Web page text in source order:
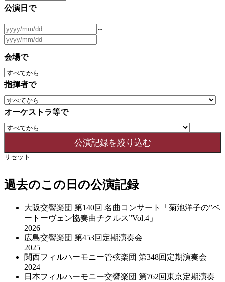
公演日で
～
会場で
指揮者で
オーケストラ等で
リセット
過去のこの日の公演記録
大阪交響楽団 第140回 名曲コンサート「菊池洋子の”ベ
ートーヴェン協奏曲チクルス”Vol.4」
2026
広島交響楽団 第453回定期演奏会
2025
関西フィルハーモニー管弦楽団 第348回定期演奏会
2024
日本フィルハーモニー交響楽団 第762回東京定期演奏